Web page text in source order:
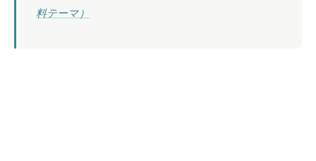
料テーマ）